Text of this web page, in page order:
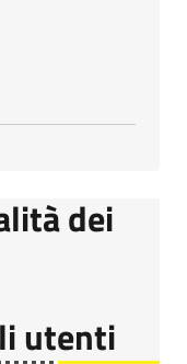
dei
utenti